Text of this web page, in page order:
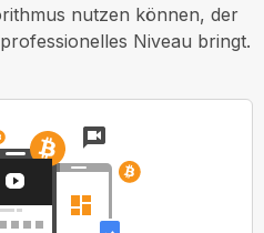
nutzen können, der
Niveau bringt.